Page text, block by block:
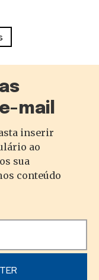
mail
inserir
ao
sua
conteúdo